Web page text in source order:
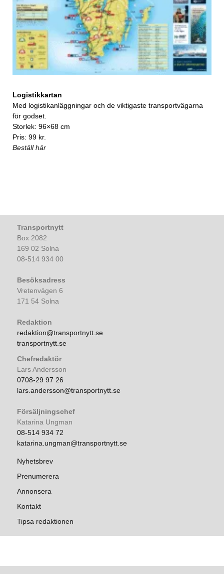
Logistikkartan
Med logistikanläggningar och de viktigaste transportvägarna
för godset.
Storlek: 96×68 cm
Pris: 99 kr.
Beställ här
Transportnytt
Box 2082
169 02 Solna
08-514 934 00
Besöksadress
Vretenvägen 6
171 54 Solna
Redaktion
redaktion@transportnytt.se
transportnytt.se
Chefredaktör
Lars Andersson
0708-29 97 26
lars.andersson@transportnytt.se
Försäljningschef
Katarina Ungman
08-514 934 72
katarina.ungman@transportnytt.se
Nyhetsbrev
Prenumerera
Annonsera
Kontakt
Tipsa redaktionen